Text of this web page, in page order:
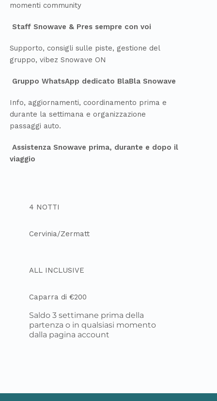
momenti community
Staff Snowave & Pres sempre con voi
Supporto, consigli sulle piste, gestione del
gruppo, vibez Snowave ON
Gruppo WhatsApp dedicato BlaBla Snowave
Info, aggiornamenti, coordinamento prima e
durante la settimana e organizzazione
passaggi auto.
Assistenza Snowave prima, durante e dopo il
viaggio
4 NOTTI
Cervinia/Zermatt
ALL INCLUSIVE
Caparra di €200
Saldo 3 settimane prima della
partenza o in qualsiasi momento
dalla pagina account